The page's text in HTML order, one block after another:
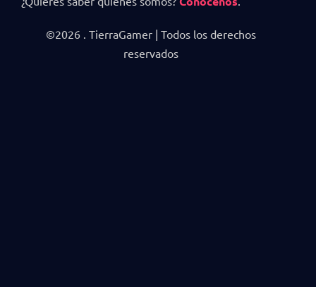
©2026 . TierraGamer | Todos los derechos
reservados